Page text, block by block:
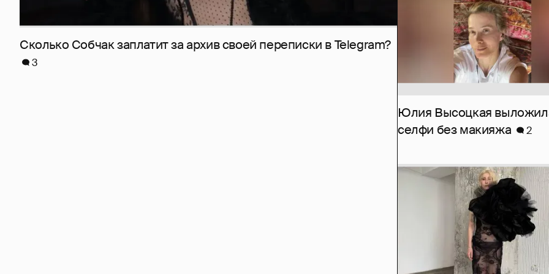
Сколько Собчак заплатит за архив своей перeписки в Telegram?
3
Юлия Высоцкая
селфи без макияжа
2